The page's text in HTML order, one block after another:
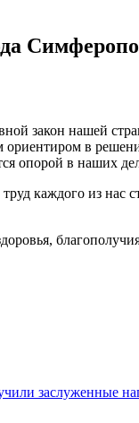
закон нашей
в
опорой в наших
каждого из нас
заслуженные